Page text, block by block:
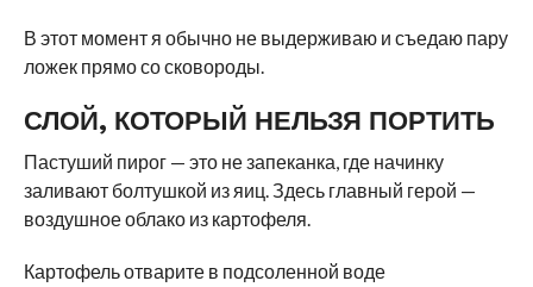
В этот момент я обычно не выдерживаю и съедаю пару
ложек прямо со сковороды.
СЛОЙ, КОТОРЫЙ НЕЛЬЗЯ ПОРТИТЬ
Пастуший пирог — это не запеканка, где начинку
заливают болтушкой из яиц. Здесь главный герой —
воздушное облако из картофеля.
Картофель отварите в подсоленной воде